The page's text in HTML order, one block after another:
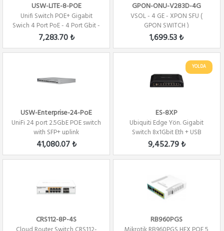
USW-LITE-8-POE
Unifi Switch POE+ Gigabit
Swich 4 Port PoE - 4 Port Gbit -
8 Port
7,283.70 ₺
GPON-ONU-V283D-4G
VSOL - 4 GE - XPON SFU (
GPON SWITCH )
1,699.53 ₺
USW-Enterprise-24-PoE
UniFi 24 port 2.5GbE POE switch
with SFP+ uplink
41,080.07 ₺
YOLDA
ES-8XP
Ubiquiti Edge Yön. Gigabit
Switch 8x1Gbit Eth + USB
150Watt
9,452.79 ₺
CRS112-8P-4S RB960PGS